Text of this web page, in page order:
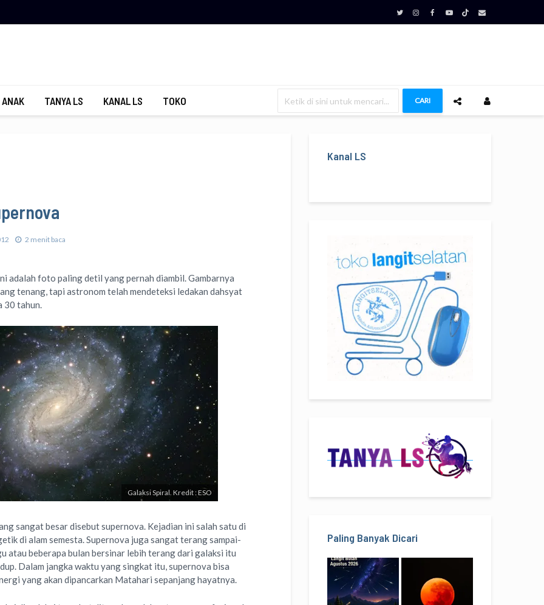
TANYA LS KANAL LS TOKO CARI
2 menit baca
adalah foto paling detil yang pernah diambil. Gambarnya
tenang, tapi astronom telah mendeteksi ledakan dahsyat
30 tahun.
Galaksi Spiral. Kredit : ESO
sangat besar disebut supernova. Kejadian ini salah satu di
di alam semesta. Supernova juga sangat terang sampai-
atau beberapa bulan bersinar lebih terang dari galaksi itu
Dalam jangka waktu yang singkat itu, supernova bisa
yang akan dipancarkan Matahari sepanjang hayatnya.
Kanal LS
Paling Banyak Dicari